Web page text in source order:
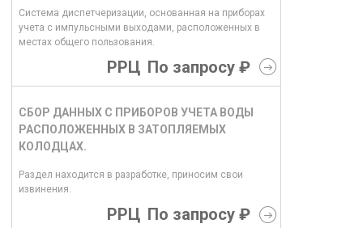
РРЦ По запросу ₽
Система диспетчеризации, основанная на приборах
учета с импульсными выходами, расположенных в
местах общего пользования.
СБОР ДАННЫХ С ПРИБОРОВ УЧЕТА ВОДЫ
РАСПОЛОЖЕННЫХ В ЗАТОПЛЯЕМЫХ
КОЛОДЦАХ.
РРЦ По запросу ₽
Раздел находится в разработке, приносим свои
извинения.